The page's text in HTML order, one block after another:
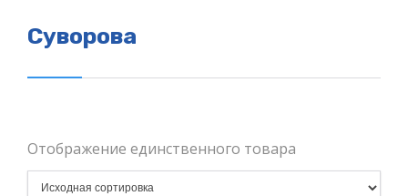
Суворова
Отображение единственного товара